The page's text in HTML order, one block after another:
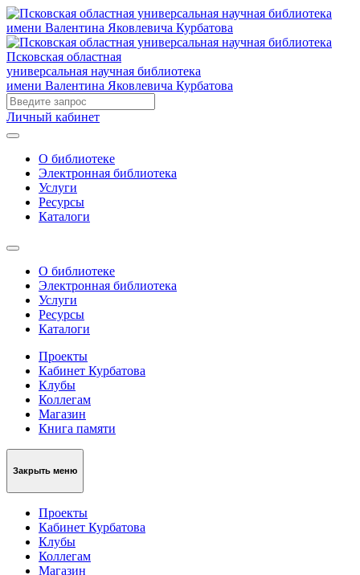
Псковская областная
универсальная научная библиотека
имени Валентина Яковлевича Курбатова
Личный кабинет
О библиотеке
Электронная библиотека
Услуги
Ресурсы
Каталоги
О библиотеке
Электронная библиотека
Услуги
Ресурсы
Каталоги
Проекты
Кабинет Курбатова
Клубы
Коллегам
Магазин
Книга памяти
Закрыть меню
Проекты
Кабинет Курбатова
Клубы
Коллегам
Магазин